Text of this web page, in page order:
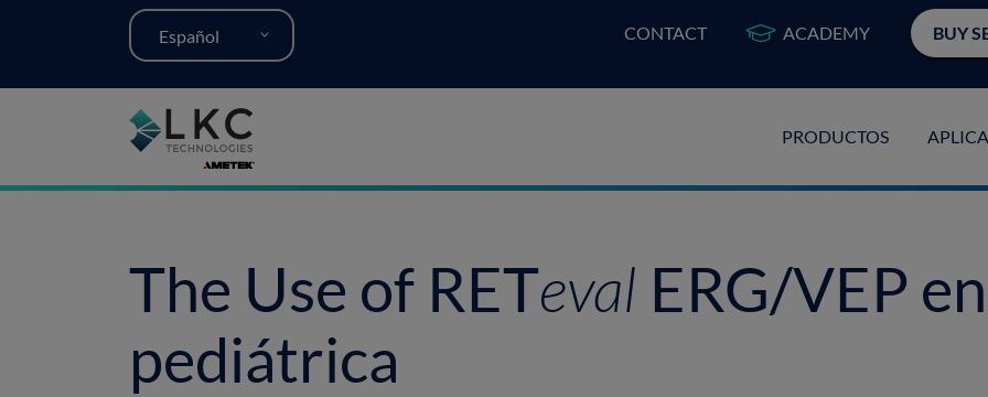
Español
PRODUCTOS
CONTACT ACADEMY BUY
The Use of RETeval ERG/VEP
pediátrica